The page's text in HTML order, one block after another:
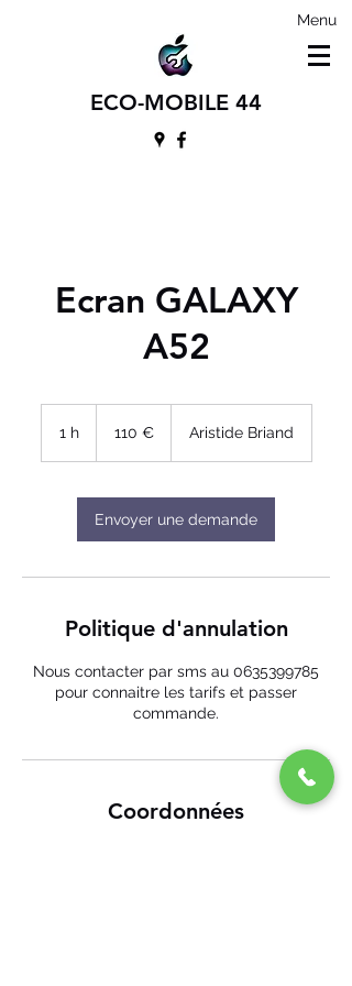
Menu
ECO-MOBILE 44
Ecran GALAXY
A52
1 h1 110 € Aristide Briand
Envoyer une demande
Politique d'annulation
Nous contacter par sms au 0635399785
pour connaitre les tarifs et passer
commande.
Coordonnées